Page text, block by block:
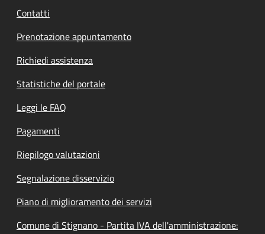
Contatti
Prenotazione appuntamento
Richiedi assistenza
Statistiche del portale
Leggi le FAQ
Pagamenti
Riepilogo valutazioni
Segnalazione disservizio
Piano di miglioramento dei servizi
Comune di Stignano - Partita IVA dell'amministrazione: